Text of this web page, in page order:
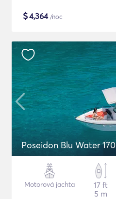
$4,364/noc
Poseidon Blu Water 170
Motorová jachta
17 ft
5 m